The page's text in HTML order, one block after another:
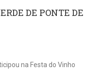
DE PONTE DE
na Festa do Vinho